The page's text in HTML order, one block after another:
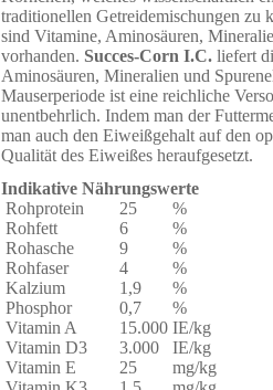
traditionellen Getreidemischungen zu
sind Vitamine, Aminosäuren,
vorhanden. Succes-Corn I.C. liefert
Aminosäuren, Mineralien und
Mauserperiode ist eine reichliche
unentbehrlich. Indem man der
man auch den Eiweißgehalt auf den
Qualität des Eiweißes heraufgesetzt.
Indikative Nährungswerte
Rohprotein
25
%
Rohfett
6
%
Rohasche
9
%
Rohfaser
4
%
Kalzium
1,9
%
Phosphor
0,7
%
Vitamin A
15.000 IE/kg
Vitamin D3
3.000
IE/kg
Vitamin E
25
mg/kg